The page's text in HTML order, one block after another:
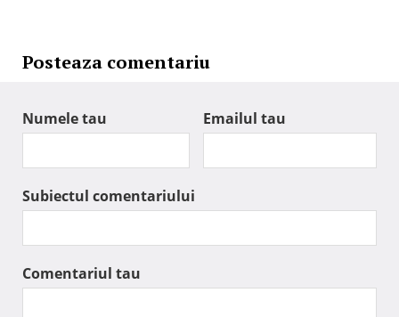
Posteaza comentariu
Numele tau Emailul tau
Subiectul comentariului
Comentariul tau